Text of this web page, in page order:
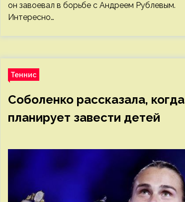
он завоевал в борьбе с Андреем Рублевым.
Интересно…
Теннис
Соболенко рассказала, когда
планирует завести детей